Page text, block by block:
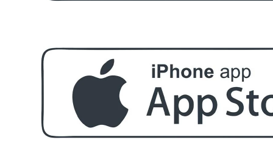
БЕЗПЛАТНО
За поръчка над € 40.00 (78.23 лв.)
Стипца 20 броя в кибрит